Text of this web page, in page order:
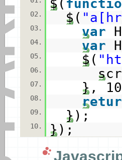
$(
02. $(
03. var
04. var
05. $(
06.
07. },
08.
09. });
10. });